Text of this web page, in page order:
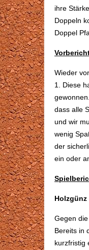
ihre
Doppeln
Doppel
Wieder
1. Diese
dass alle
und wir
wenig
der
ein oder
Gegen
Bereits in
kurzfristig